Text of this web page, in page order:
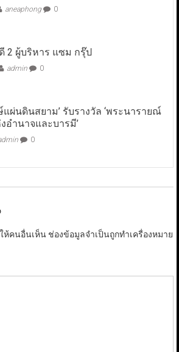
aneaphong 0
2 ผู้บริหาร แซม กรุ๊ป
admin 0
ผ่นดินสยาม’ รับรางวัล ‘พระนารายณ์
ำนาจและบารมี’
0
ห้คนอื่นเห็น ช่องข้อมูลจำเป็นถูกทำเครื่องหมาย